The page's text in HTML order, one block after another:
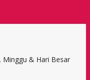
Minggu & Hari Besar